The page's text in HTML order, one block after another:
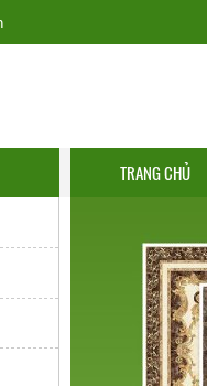
TRANG CHỦ